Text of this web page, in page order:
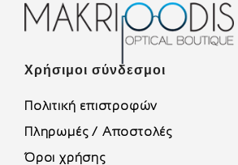
Χρήσιμοι σύνδεσμοι
Πολιτική επιστροφών
Πληρωμές / Αποστολές
Όροι χρήσης